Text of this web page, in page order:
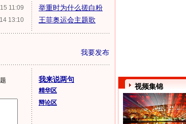
11:09
13:10
举重时为什么搓白粉
王菲奥运会主题歌
我要发布
我来说两句
精华区
辩论区
视频集锦